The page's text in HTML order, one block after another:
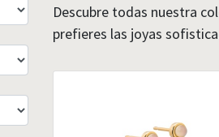
Descubre todas nuestra
prefieres las joyas